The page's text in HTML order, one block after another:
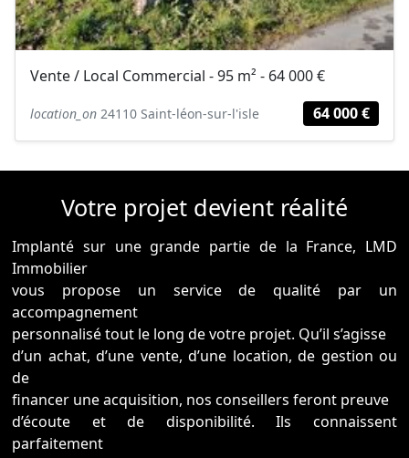
Vente / Local Commercial - 95 m² - 64 000 €
location_on 24110 Saint-léon-sur-l'isle 64 000 €
Votre projet devient réalité
Implanté sur une grande partie de la France, LMD
Immobilier
vous propose un service de qualité par un
accompagnement
personnalisé tout le long de votre projet. Qu’il s’agisse
d’un achat, d’une vente, d’une location, de gestion ou
de
financer une acquisition, nos conseillers feront preuve
d’écoute et de disponibilité. Ils connaissent
parfaitement